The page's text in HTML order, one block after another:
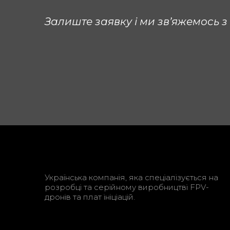
Залиште заявку і ми зв’яжемось
Українська компанія, яка спеціалізується на
розробці та серійному виробництві FPV-
дронів та плат ініціацій.